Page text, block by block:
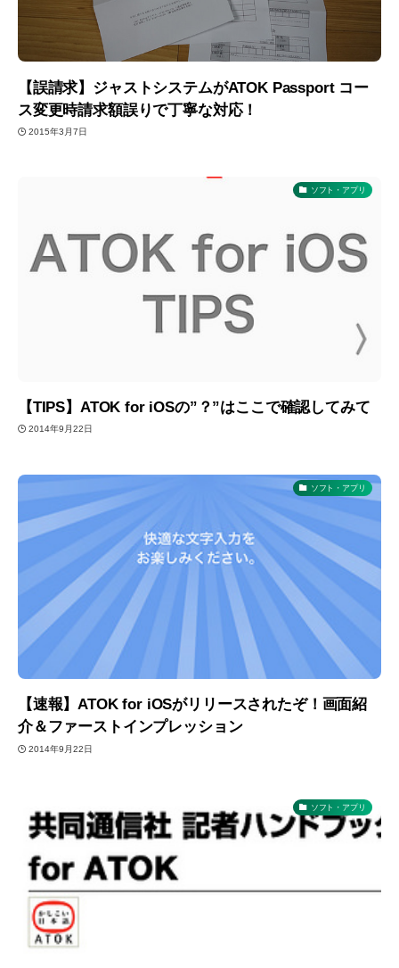
【誤請求】ジャストシステムがATOK Passport コー
ス変更時請求額誤りで丁寧な対応！
2015年3月7日
ソフト・アプリ
【TIPS】ATOK for iOSの”？”はここで確認してみて
2014年9月22日
ソフト・アプリ
【速報】ATOK for iOSがリリースされたぞ！画面紹
介＆ファーストインプレッション
2014年9月22日
ソフト・アプリ